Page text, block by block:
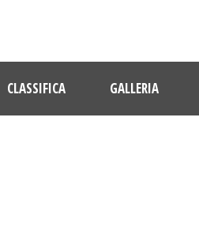
CLASSIFICA GALLERIA